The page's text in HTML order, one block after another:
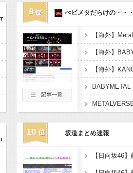
8 べビメタだらけの・・・
10 坂道まとめ速報